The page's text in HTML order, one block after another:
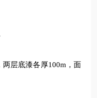
层底漆各厚100m，面